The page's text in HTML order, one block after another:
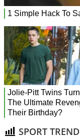
SPORT TREND